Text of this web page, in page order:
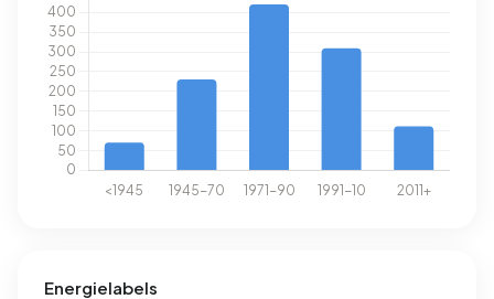
Energielabels